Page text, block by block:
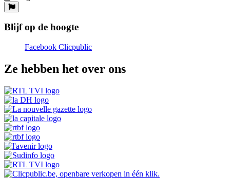
Blijf op de hoogte
Facebook Clicpublic
Ze hebben het over ons